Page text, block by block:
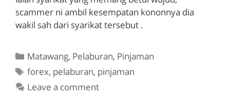
scammer ni ambil kesempatan kononnya dia
wakil sah dari syarikat tersebut .
Categories
Matawang, Pelaburan, Pinjaman
Tags
forex, pelaburan, pinjaman
Leave a comment